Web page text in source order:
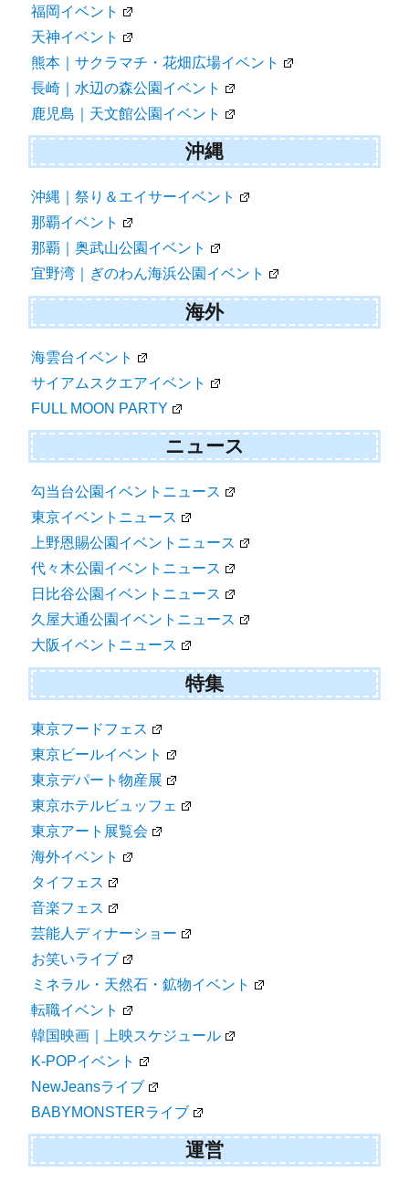
福岡イベント
天神イベント
熊本｜サクラマチ・花畑広場イベント
長崎｜水辺の森公園イベント
鹿児島｜天文館公園イベント
沖縄
沖縄｜祭り＆エイサーイベント
那覇イベント
那覇｜奥武山公園イベント
宜野湾｜ぎのわん海浜公園イベント
海外
海雲台イベント
サイアムスクエアイベント
FULL MOON PARTY
ニュース
勾当台公園イベントニュース
東京イベントニュース
上野恩賜公園イベントニュース
代々木公園イベントニュース
日比谷公園イベントニュース
久屋大通公園イベントニュース
大阪イベントニュース
特集
東京フードフェス
東京ビールイベント
東京デパート物産展
東京ホテルビュッフェ
東京アート展覧会
海外イベント
タイフェス
音楽フェス
芸能人ディナーショー
お笑いライブ
ミネラル・天然石・鉱物イベント
転職イベント
韓国映画｜上映スケジュール
K-POPイベント
NewJeansライブ
BABYMONSTERライブ
運営